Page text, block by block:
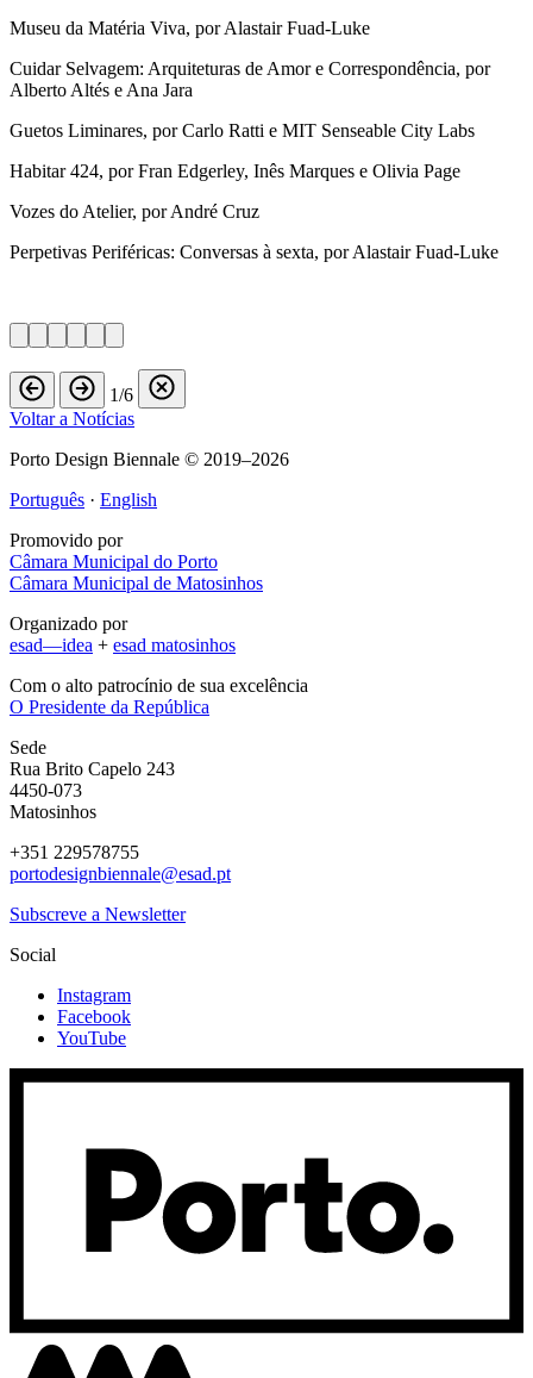
Museu da Matéria Viva, por Alastair Fuad-Luke
Cuidar Selvagem: Arquiteturas de Amor e Correspondência, por
Alberto Altés e Ana Jara
Guetos Liminares, por Carlo Ratti e MIT Senseable City Labs
Habitar 424, por Fran Edgerley, Inês Marques e Olivia Page
Vozes do Atelier, por André Cruz
Perpetivas Periféricas: Conversas à sexta, por Alastair Fuad-Luke
1/6
Voltar a Notícias
Porto Design Biennale © 2019–2026
Português · English
Promovido por
Câmara Municipal do Porto
Câmara Municipal de Matosinhos
Organizado por
esad—idea + esad matosinhos
Com o alto patrocínio de sua excelência
O Presidente da República
Sede
Rua Brito Capelo 243
4450-073
Matosinhos
+351 229578755
portodesignbiennale@esad.pt
Subscreve a Newsletter
Social
Instagram
Facebook
YouTube